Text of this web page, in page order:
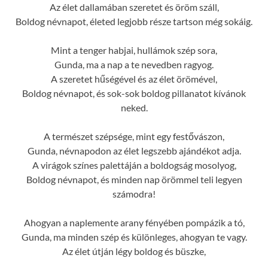
Az élet dallamában szeretet és öröm száll,
Boldog névnapot, életed legjobb része tartson még sokáig.
Mint a tenger habjai, hullámok szép sora,
Gunda, ma a nap a te nevedben ragyog.
A szeretet hűségével és az élet örömével,
Boldog névnapot, és sok-sok boldog pillanatot kívánok
neked.
A természet szépsége, mint egy festővászon,
Gunda, névnapodon az élet legszebb ajándékot adja.
A virágok színes palettáján a boldogság mosolyog,
Boldog névnapot, és minden nap örömmel teli legyen
számodra!
Ahogyan a naplemente arany fényében pompázik a tó,
Gunda, ma minden szép és különleges, ahogyan te vagy.
Az élet útján légy boldog és büszke,